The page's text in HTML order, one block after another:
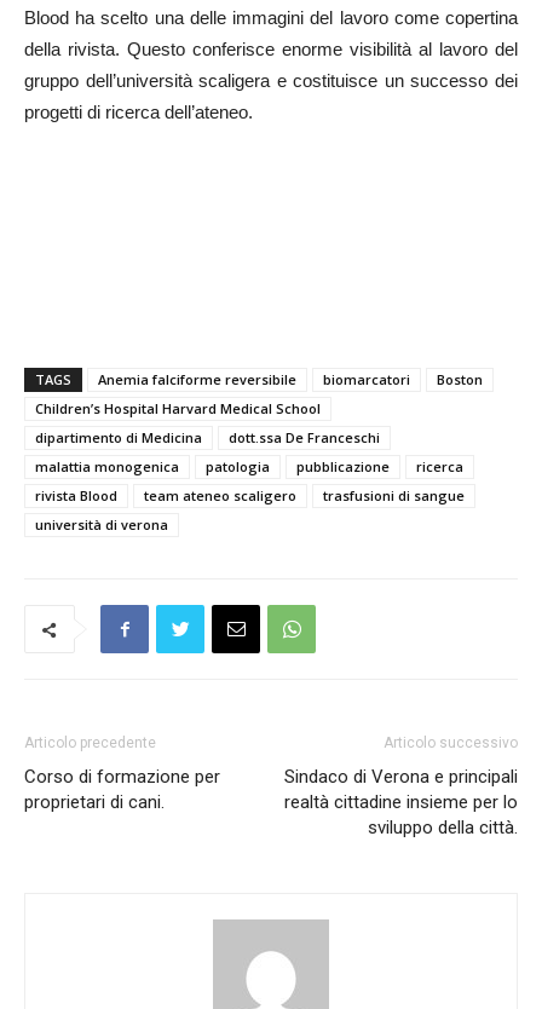
Blood ha scelto una delle immagini del lavoro come copertina
della rivista. Questo conferisce enorme visibilità al lavoro del
gruppo dell’università scaligera e costituisce un successo dei
progetti di ricerca dell’ateneo.
TAGS Anemia falciforme reversibile biomarcatori
Boston
Children’s Hospital Harvard Medical School
dipartimento di Medicina
dott.ssa De Franceschi
malattia monogenica
patologia pubblicazione
ricerca
rivista Blood
team ateneo scaligero
trasfusioni di sangue
università di verona
Articolo precedente
Corso di formazione per
proprietari di cani.
Articolo successivo
Sindaco di Verona e principali
realtà cittadine insieme per lo
sviluppo della città.